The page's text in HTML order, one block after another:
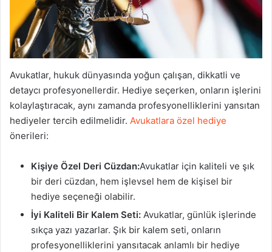
Avukatlar, hukuk dünyasında yoğun çalışan, dikkatli ve
detaycı profesyonellerdir. Hediye seçerken, onların işlerini
kolaylaştıracak, aynı zamanda profesyonelliklerini yansıtan
hediyeler tercih edilmelidir. Avukatlara özel hediye
önerileri:
Kişiye Özel Deri Cüzdan:Avukatlar için kaliteli ve şık
bir deri cüzdan, hem işlevsel hem de kişisel bir
hediye seçeneği olabilir.
İyi Kaliteli Bir Kalem Seti: Avukatlar, günlük işlerinde
sıkça yazı yazarlar. Şık bir kalem seti, onların
profesyonelliklerini yansıtacak anlamlı bir hediye